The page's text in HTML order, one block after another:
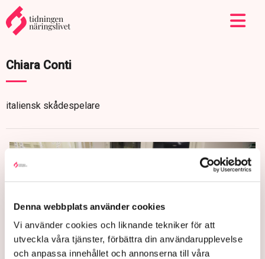
Denna webbplats använder cookies
Vi använder cookies och liknande tekniker för att
utveckla våra tjänster, förbättra din användarupplevelse
och anpassa innehållet och annonserna till våra
Chiara Conti
italiensk skådespelare